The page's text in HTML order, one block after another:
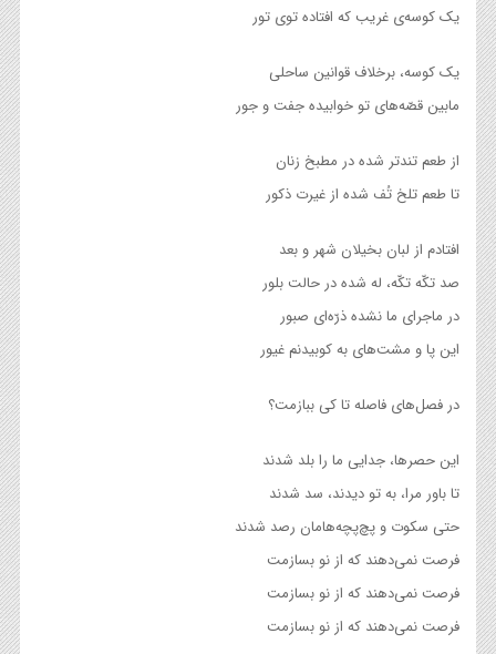
یک کوسه‌ی غریب که افتاده توی تور
یک کوسه، برخلاف قوانین ساحلی
مابین قصّه‌های تو خوابیده جفت و جور
از طعم تندتر شده در مطبخ زنان
تا طعم تلخ تُف شده از غیرت ذکور
افتادم از لبان بخیلان شهر و‌ بعد
صد تکّه تکّه، له شده در حالت بلور
در ماجرای ما نشده ذرّه‌ای صبور
این پا و مشت‌های به کوبیدنم غیور
در فصل‌های فاصله تا کی ببازمت؟
این حصرها، جدایی ما را بلد شدند
تا باور مرا، به تو دیدند، سد شدند
حتی سکوت و پچ‌پچه‌هامان رصد شدند
فرصت نمی‌دهند که از نو بسازمت
فرصت نمی‌دهند که از نو بسازمت
فرصت نمی‌دهند که از نو بسازمت